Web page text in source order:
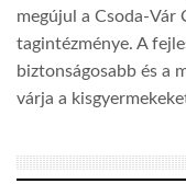
megújul a Csoda-Vár
tagintézménye. A
biztonságosabb és a
várja a